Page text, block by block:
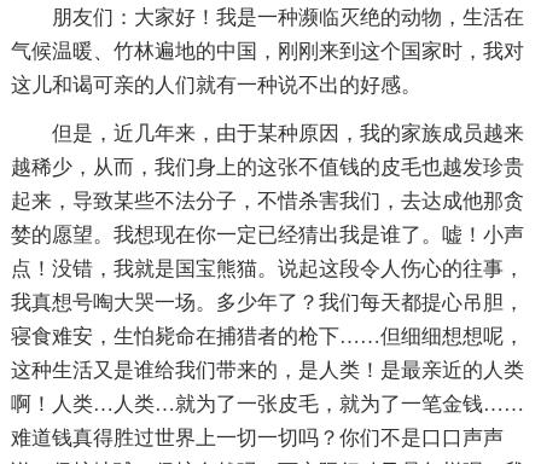
朋友们：大家好！我是一种濒临灭绝的动物，生活在
气候温暖、竹林遍地的中国，刚刚来到这个国家时，我对
这儿和谒可亲的人们就有一种说不出的好感。
但是，近几年来，由于某种原因，我的家族成员越来
越稀少，从而，我们身上的这张不值钱的皮毛也越发珍贵
起来，导致某些不法分子，不惜杀害我们，去达成他那贪
婪的愿望。我想现在你一定已经猜出我是谁了。嘘！小声
点！没错，我就是国宝熊猫。说起这段令人伤心的往事，
我真想号啕大哭一场。多少年了？我们每天都提心吊胆，
寝食难安，生怕毙命在捕猎者的枪下……但细细想想呢，
这种生活又是谁给我们带来的，是人类！是最亲近的人类
啊！人类…人类…就为了一张皮毛，就为了一笔金钱……
难道钱真得胜过世界上一切一切吗？你们不是口口声声